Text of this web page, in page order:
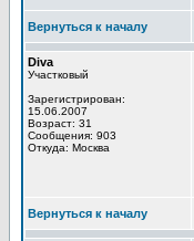
Вернуться к началу
Diva
Участковый
Зарегистрирован:
15.06.2007
Возраст: 31
Сообщения: 903
Откуда: Москва
Вернуться к началу